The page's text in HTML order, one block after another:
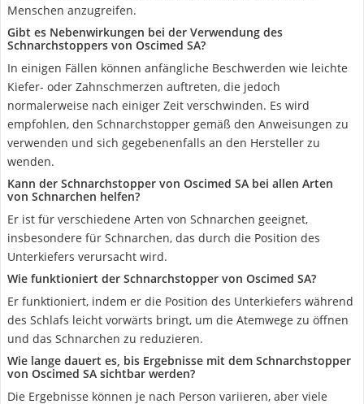
Menschen anzugreifen.
Gibt es Nebenwirkungen bei der Verwendung des
Schnarchstoppers von Oscimed SA?
In einigen Fällen können anfängliche Beschwerden wie leichte
Kiefer- oder Zahnschmerzen auftreten, die jedoch
normalerweise nach einiger Zeit verschwinden. Es wird
empfohlen, den Schnarchstopper gemäß den Anweisungen zu
verwenden und sich gegebenenfalls an den Hersteller zu
wenden.
Kann der Schnarchstopper von Oscimed SA bei allen Arten
von Schnarchen helfen?
Er ist für verschiedene Arten von Schnarchen geeignet,
insbesondere für Schnarchen, das durch die Position des
Unterkiefers verursacht wird.
Wie funktioniert der Schnarchstopper von Oscimed SA?
Er funktioniert, indem er die Position des Unterkiefers während
des Schlafs leicht vorwärts bringt, um die Atemwege zu öffnen
und das Schnarchen zu reduzieren.
Wie lange dauert es, bis Ergebnisse mit dem Schnarchstopper
von Oscimed SA sichtbar werden?
Die Ergebnisse können je nach Person variieren, aber viele